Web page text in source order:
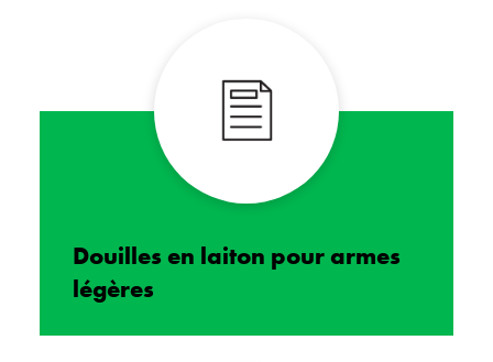
Douilles en laiton pour armes
légères